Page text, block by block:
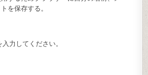
を保存する。
力してください。